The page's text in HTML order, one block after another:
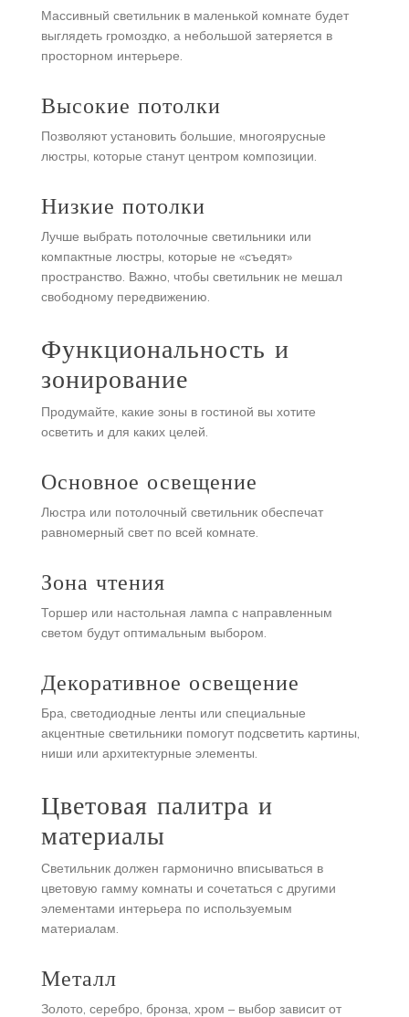
Массивный светильник в маленькой комнате будет
выглядеть громоздко, а небольшой затеряется в
просторном интерьере.
Высокие потолки
Позволяют установить большие, многоярусные
люстры, которые станут центром композиции.
Низкие потолки
Лучше выбрать потолочные светильники или
компактные люстры, которые не «съедят»
пространство. Важно, чтобы светильник не мешал
свободному передвижению.
Функциональность и
зонирование
Продумайте, какие зоны в гостиной вы хотите
осветить и для каких целей.
Основное освещение
Люстра или потолочный светильник обеспечат
равномерный свет по всей комнате.
Зона чтения
Торшер или настольная лампа с направленным
светом будут оптимальным выбором.
Декоративное освещение
Бра, светодиодные ленты или специальные
акцентные светильники помогут подсветить картины,
ниши или архитектурные элементы.
Цветовая палитра и
материалы
Светильник должен гармонично вписываться в
цветовую гамму комнаты и сочетаться с другими
элементами интерьера по используемым
материалам.
Металл
Золото, серебро, бронза, хром – выбор зависит от